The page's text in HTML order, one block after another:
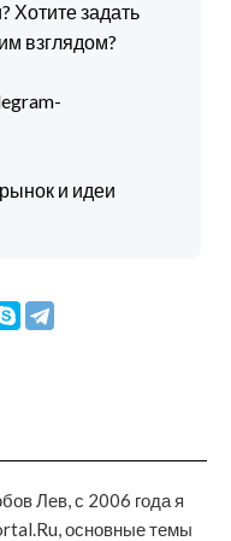
Хотите задать
взглядом?
и идеи
Лев, с 2006 года я
основные темы